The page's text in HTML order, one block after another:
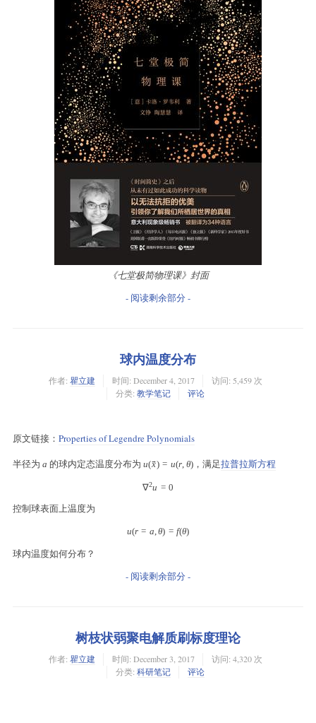
《七堂极简物理课》封面
- 阅读剩余部分 -
球内温度分布
作者: 瞿立建 时间: December 4, 2017
访问: 5,459 次
分类: 教学笔记 评论
原文链接： Properties of Legendre Polynomials
半径为 a 的球内定态温度分布为 u(→
x) = u(r, θ)，满足拉普拉斯方程
∇2u = 0
控制球表面上温度为
u(r = a θ) = f(θ)
球内温度如何分布？
- 阅读剩余部分 -
树枝状弱聚电解质刷标度理论
作者: 瞿立建 时间: December 3, 2017
访问: 4,320 次
分类: 科研笔记 评论